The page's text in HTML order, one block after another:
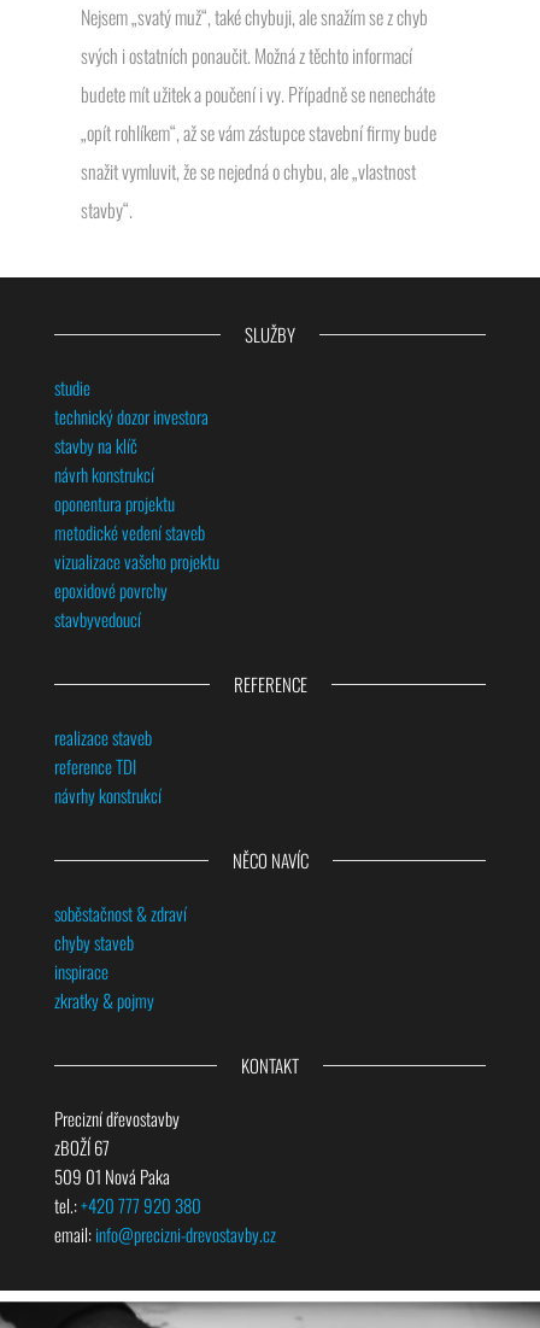
Nejsem „svatý muž“, také chybuji, ale snažím se z chyb
svých i ostatních ponaučit. Možná z těchto informací
budete mít užitek a poučení i vy. Případně se nenecháte
„opít rohlíkem“, až se vám zástupce stavební firmy bude
snažit vymluvit, že se nejedná o chybu, ale „vlastnost
stavby“.
SLUŽBY
studie
technický dozor investora
stavby na klíč
návrh konstrukcí
oponentura projektu
metodické vedení staveb
vizualizace vašeho projektu
epoxidové povrchy
stavbyvedoucí
REFERENCE
realizace staveb
reference TDI
návrhy konstrukcí
NĚCO NAVÍC
soběstačnost & zdraví
chyby staveb
inspirace
zkratky & pojmy
KONTAKT
Precizní dřevostavby
zBOŽÍ 67
509 01 Nová Paka
tel.:+420 777 920 380
email:info@precizni-drevostavby.cz